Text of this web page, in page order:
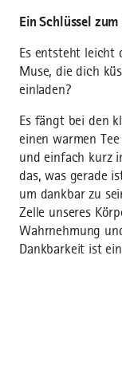
Ein Schlüssel
Es entsteht leicht
Muse, die dich
einladen?
Es fängt bei den
einen warmen
und einfach kurz
das, was gerade
um dankbar zu
Zelle unseres
Wahrnehmung
Dankbarkeit ist